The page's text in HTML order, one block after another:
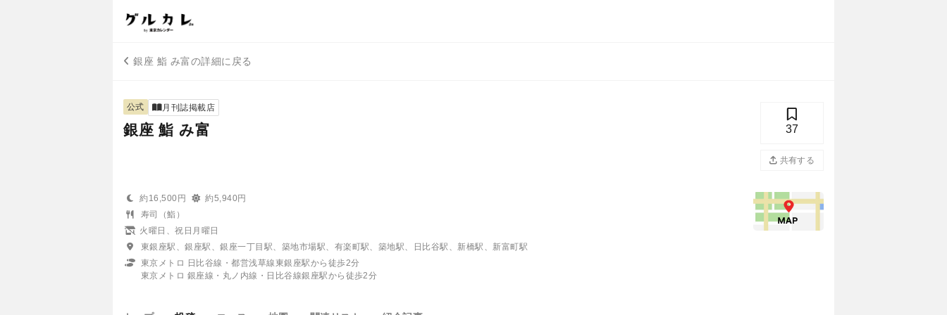
銀座 鮨 み富の詳細に戻る
公式 月刊誌掲載店
銀座 鮨 み富 37
共有する
約16,500円
約5,940円
寿司（鮨）
火曜日、祝日月曜日
東銀座駅、銀座駅、銀座一丁目駅、築地市場駅、有楽町駅、築地駅、日比谷駅、新橋駅、新富町駅
東京メトロ 日比谷線・都営浅草線東銀座駅から徒歩2分
東京メトロ 銀座線・丸ノ内線・日比谷線銀座駅から徒歩2分